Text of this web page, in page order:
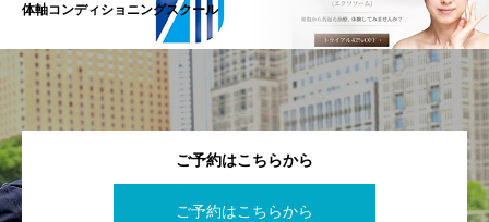
体軸コンディショニングスクール
ご予約はこちらから
ご予約はこちらから